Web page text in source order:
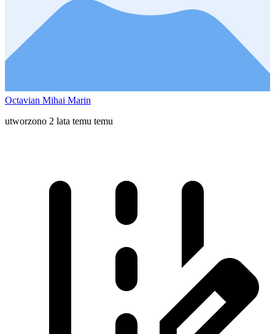
Octavian Mihai Marin
utworzono 2 lata temu temu